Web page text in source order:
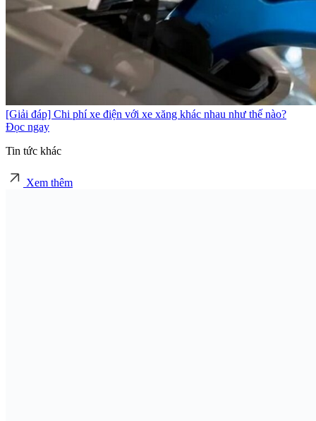
[Giải đáp] Chi phí xe điện với xe xăng khác nhau như thế nào?
Đọc ngay
Tin tức khác
Xem thêm